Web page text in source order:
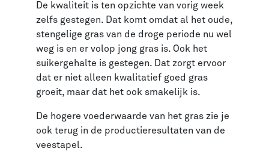
De kwaliteit is ten opzichte van vorig week
zelfs gestegen. Dat komt omdat al het oude,
stengelige gras van de droge periode nu wel
weg is en er volop jong gras is. Ook het
suikergehalte is gestegen. Dat zorgt ervoor
dat er niet alleen kwalitatief goed gras
groeit, maar dat het ook smakelijk is.
De hogere voederwaarde van het gras zie je
ook terug in de productieresultaten van de
veestapel.